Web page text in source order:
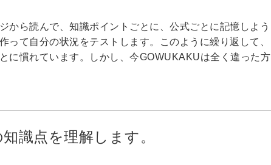
から読んで、知識ポイントごとに、公式ごとに記憶しよう
て自分の状況をテストします。このように繰り返して、
に慣れています。しかし、今GOWUKAKUは全く違った方
識点を理解します。